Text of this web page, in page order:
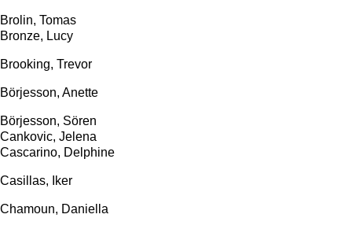
Brolin, Tomas
Bronze, Lucy
Brooking, Trevor
Börjesson, Anette
Börjesson, Sören
Cankovic, Jelena
Cascarino, Delphine
Casillas, Iker
Chamoun, Daniella